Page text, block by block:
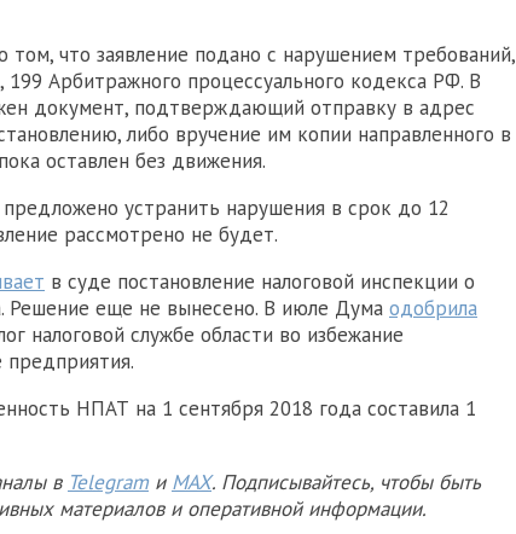
что заявление подано с нарушением требований,
199 Арбитражного процессуального кодекса РФ. В
документ, подтверждающий отправку в адрес
либо вручение им копии направленного в
оставлен без движения.
устранить нарушения в срок до 12
рассмотрено не будет.
в суде постановление налоговой инспекции о
Решение еще не вынесено. В июле Дума одобрила
налоговой службе области во избежание
предприятия.
НПАТ на 1 сентября 2018 года составила 1
в Telegram и MAX. Подписывайтесь, чтобы быть
материалов и оперативной информации.